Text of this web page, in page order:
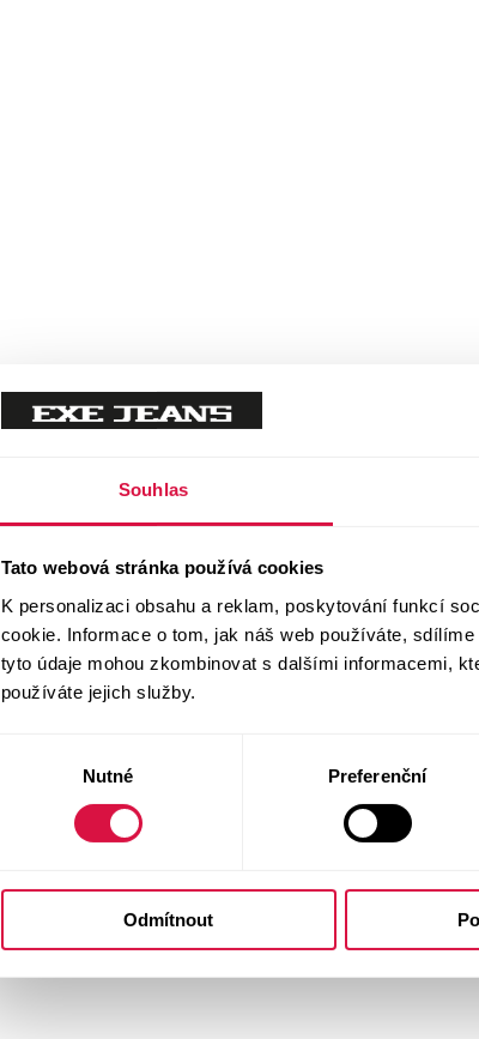
Souhlas
Tato webová stránka používá cookies
K personalizaci obsahu a reklam, poskytování funkcí
cookie. Informace o tom, jak náš web používáte,
tyto údaje mohou zkombinovat s dalšími informacemi,
používáte jejich služby.
Nutné Preferenční
Odmítnout